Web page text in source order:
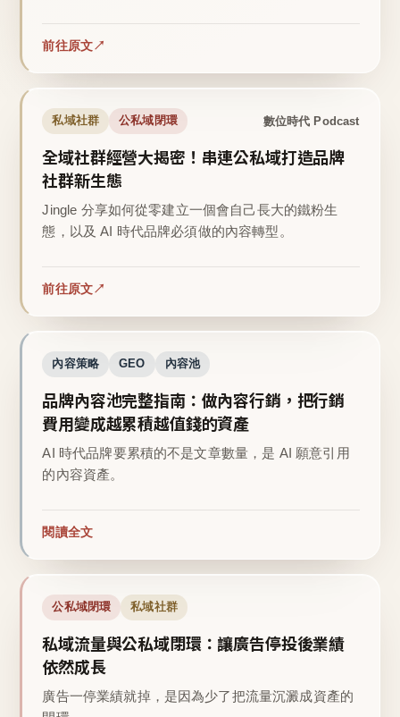
前往原文
私域社群 公私域閉環 數位時代 Podcast
全域社群經營大揭密！串連公私域打造品牌
社群新生態
Jingle 分享如何從零建立一個會自己長大的鐵粉生
態，以及 AI 時代品牌必須做的內容轉型。
前往原文
內容策略 GEO 內容池
品牌內容池完整指南：做內容行銷，把行銷
費用變成越累積越值錢的資產
AI 時代品牌要累積的不是文章數量，是 AI 願意引用
的內容資產。
閱讀全文
公私域閉環 私域社群
私域流量與公私域閉環：讓廣告停投後業績
依然成長
廣告一停業績就掉，是因為少了把流量沉澱成資產的